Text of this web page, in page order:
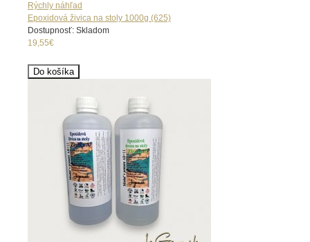
Rýchly náhľad
Epoxidová živica na stoly 1000g (625)
Dostupnosť: Skladom
19,55€
Do košíka